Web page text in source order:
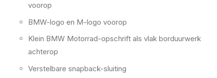
voorop
BMW-logo en M-logo voorop
Klein BMW Motorrad-opschrift als vlak borduurwerk
achterop
Verstelbare snapback-sluiting